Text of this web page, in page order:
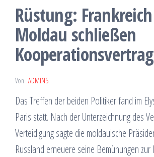
Rüstung:
Moldau schließen
Kooperationsvertrag
Von ADMINS
Das Treffen der beiden Politiker fand im
Paris statt. Nach der Unterzeichnung des
Verteidigung sagte die moldauische
Russland erneuere seine Bemühungen